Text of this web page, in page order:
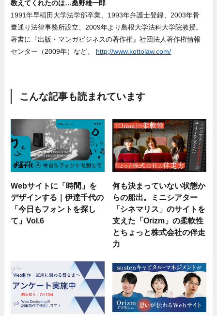
教えてくれたのは…桑野雄一郎
1991年早稲田大学法学部卒業、1993年弁護士登録、2003年骨
董通り法律事務所設立、2009年より島根大学法科大学院教授。
著書に『出版・マンガビジネスの著作権』社団法人著作権情報
センター（2009年）など。 http;//www.kottolaw.com/
こんな記事も読まれています
Webサイトに「時間」を
デザインする｜伊達千代の
「今日もフォントを探し
て」Vol.6
何も決まっていない状態か
らの船出。ミニシアター
「シネマリス」のサイトを
支えた「Orizm」の柔軟性
とちょっと株式会社の伴走
力